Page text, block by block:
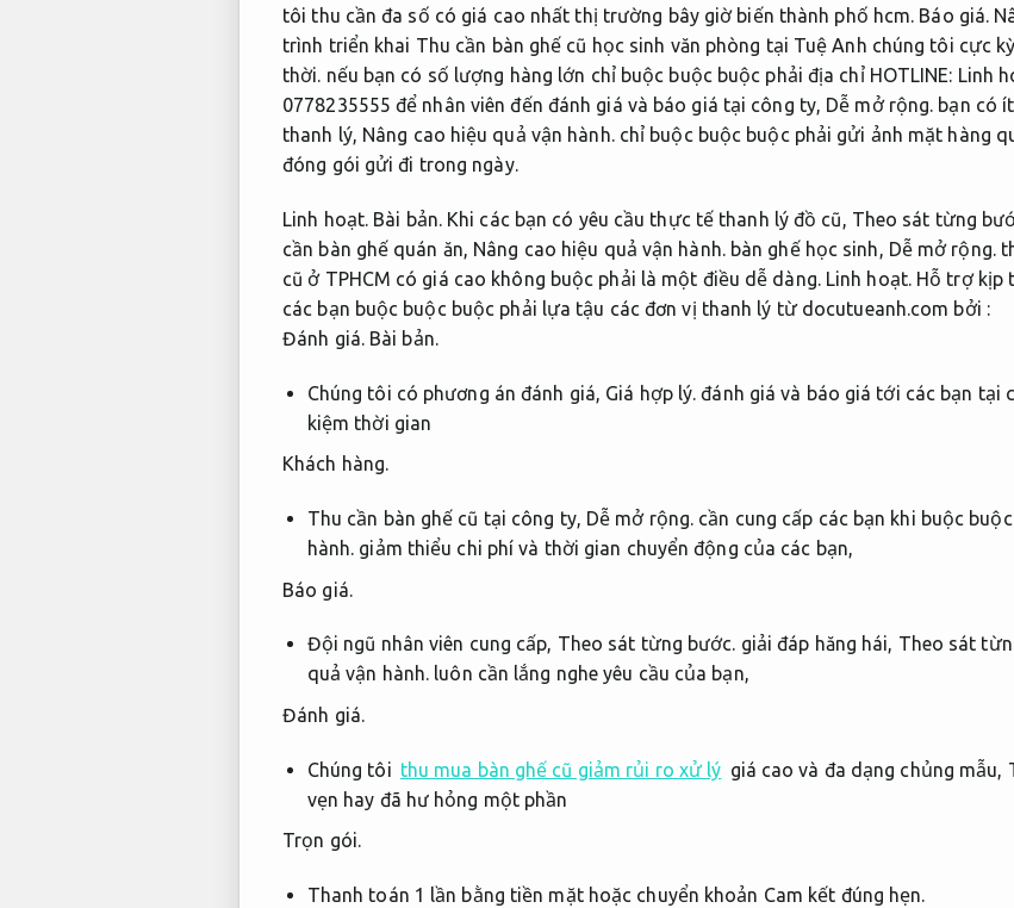
tôi thu cần đa số có giá cao nhất thị trường bây giờ biến thành phố hcm. Báo giá.
trình triển khai Thu cần bàn ghế cũ học sinh văn phòng tại Tuệ Anh chúng tôi cực
thời. nếu bạn có số lượng hàng lớn chỉ buộc buộc buộc phải địa chỉ HOTLINE: Linh
0778235555 để nhân viên đến đánh giá và báo giá tại công ty, Dễ mở rộng. bạn có
thanh lý, Nâng cao hiệu quả vận hành.chỉ buộc buộc buộc phải gửi ảnh mặt hàng
đóng gói gửi đi trong ngày.
Linh hoạt. Bài bản.Khi các bạn có yêu cầu thực tế thanh lý đồ cũ, Theo sát từng
cần bàn ghế quán ăn, Nâng cao hiệu quả vận hành.bàn ghế học sinh, Dễ mở rộng.
cũ ở TPHCM có giá cao không buộc phải là một điều dễ dàng. Linh hoạt. Hỗ trợ kịp
các bạn buộc buộc buộc phải lựa tậu các đơn vị thanh lý từ docutueanh.com bởi :
Đánh giá. Bài bản.
Chúng tôi có phương án đánh giá, Giá hợp lý. đánh giá và báo giá tới các bạn tại
kiệm thời gian
Khách hàng.
Thu cần bàn ghế cũ tại công ty, Dễ mở rộng. cần cung cấp các bạn khi buộc
hành. giảm thiểu chi phí và thời gian chuyển động của các bạn,
Báo giá.
Đội ngũ nhân viên cung cấp, Theo sát từng bước. giải đáp hăng hái, Theo sát
quả vận hành. luôn cần lắng nghe yêu cầu của bạn,
Đánh giá.
Chúng tôi thu mua bàn ghế cũ giảm rủi ro xử lý giá cao và đa dạng chủng mẫu,
vẹn hay đã hư hỏng một phần
Trọn gói.
Thanh toán 1 lần bằng tiền mặt hoặc chuyển khoản Cam kết đúng hẹn.